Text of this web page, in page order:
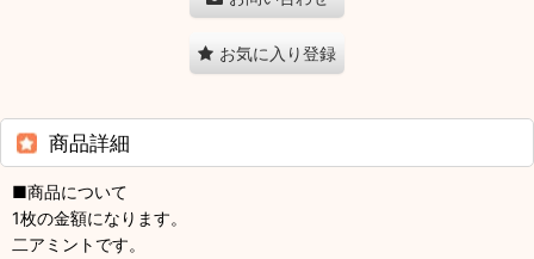
お気に入り登録
商品詳細
■商品について
1枚の金額になります。
二アミントです。